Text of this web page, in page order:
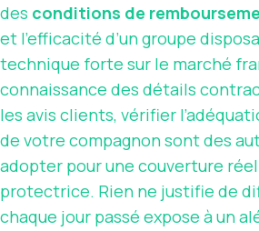
des conditions de
et l’efficacité d’un groupe
technique forte sur le marché
connaissance des détails
les avis clients, vérifier
de votre compagnon sont des
adopter pour une couverture
protectrice. Rien ne justifie de
chaque jour passé expose à un